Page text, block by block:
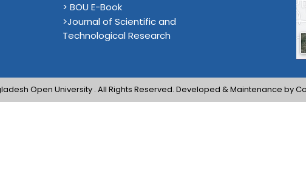
> BOU E-Book
>Journal of Scientific and
Technological Research
Open University . All Rights Reserved. Developed & Maintenance by